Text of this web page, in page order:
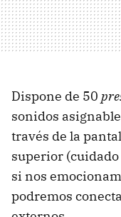
Dispone de 50
sonidos
través de la
superior
si nos
podremos